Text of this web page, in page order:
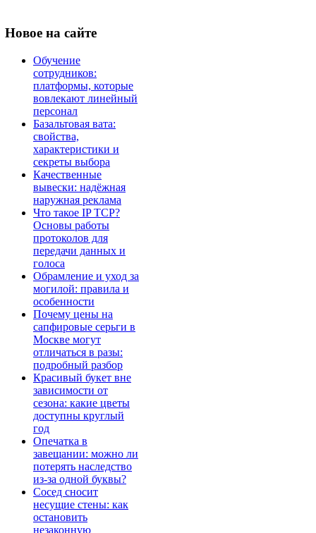
Новое на сайте
Обучение
сотрудников:
платформы, которые
вовлекают линейный
персонал
Базальтовая вата:
свойства,
характеристики и
секреты выбора
Качественные
вывески: надёжная
наружная реклама
Что такое IP TCP?
Основы работы
протоколов для
передачи данных и
голоса
Обрамление и уход за
могилой: правила и
особенности
Почему цены на
сапфировые серьги в
Москве могут
отличаться в разы:
подробный разбор
Красивый букет вне
зависимости от
сезона: какие цветы
доступны круглый
год
Опечатка в
завещании: можно ли
потерять наследство
из-за одной буквы?
Сосед сносит
несущие стены: как
остановить
незаконную